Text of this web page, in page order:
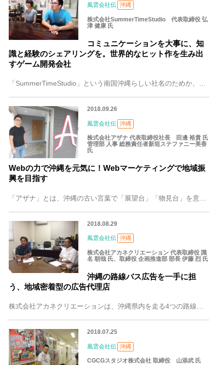
風雲会社伝 沖縄
株式会社SummerTimeStudio 代表取締役 弘
津 健康 氏
コミュニケーションを大事に、知
識と経験のシェアリングを。世界的なヒット作を生み出
すゲーム開発会社
「SummerTimeStudio」という南国沖縄らしい社名のためか、ホテルやマリン（海）などの観光関連の会社と思われそうですが、実はワールドワイドに活躍するゲ
2018.09.26
風雲会社伝 沖縄
株式会社アザナ 代表取締役社長 田邊 裕貴 氏
管理部 人事 総務責任者新垣ステファニー美香
氏
Webの力で沖縄を元気に！Webマーケティングで地域振
興を目指す
「アザナ」とは、沖縄の古い言葉で「展望台」「物見台」を意味します。まるで物見台から展望するようにマーケティングを実践することで、沖縄から日本を、引いてはアジアを
2018.08.29
風雲会社伝 沖縄
株式会社アカネクリエーション 代表取締役 識
名 朝哉 氏、取締役 企画推進部 部長 伊藤 烈 氏
沖縄の路線バス広告を一手に担
う、地域密着型の広告代理店
2018.07.25
風雲会社伝 沖縄
CGCGスタジオ株式会社 取締役 山添武 氏